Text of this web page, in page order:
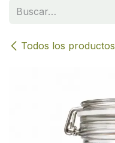
Todos los productos